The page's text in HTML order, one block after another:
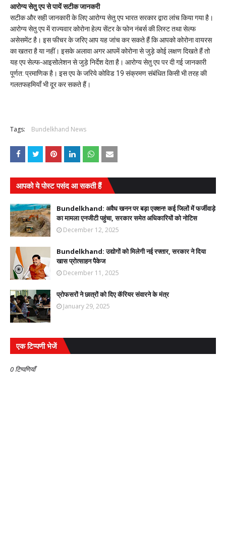
आरोग्य सेतु एप से पायें सटीक जानकरी
सटीक और सही जानकारी के लिए आरोग्य सेतु एप भारत सरकार द्वारा लांच किया गया है।
आरोग्य सेतु एप में राज्यवार कोरोना हेल्प सेंटर के फोन नंबर्स की लिस्ट तथा सेल्फ
असेसमेंट है। इस फीचर के जरिए आप यह जांच कर सकते हैं कि आपको कोरोना वायरस
का खतरा है या नहीं। इसके अलावा अगर आपमें कोरोना से जुड़े कोई लक्षण दिखते हैं तो
यह एप सेल्फ-आइसोलेशन से जुड़े निर्देश देता है। आरोग्य सेतु एप पर दी गई जानकारी
पूर्णत: प्रमाणिक है। इस एप के जरिये कोविड 19 संक्रमण संबंधित किसी भी तरह की
गलतफहमियाँ भी दूर कर सकते हैं।
Tags: Bundelkhand News
आपको ये पोस्ट पसंद आ सकती हैं
Bundelkhand: अवैध खनन पर बड़ा एक्शन! कई जिलों में फर्जीवाड़े
का मामला एनजीटी पहुंचा, सरकार समेत अधिकारियों को नोटिस
December 12, 2025
Bundelkhand: उद्योगों को मिलेगी नई रफ्तार, सरकार ने दिया
खास प्रोत्साहन पैकेज
December 11, 2025
प्रोफसरों ने छात्रों को दिए कॅरियर संवारने के मंत्र
January 29, 2025
एक टिप्पणी भेजें
0 टिप्पणियाँ